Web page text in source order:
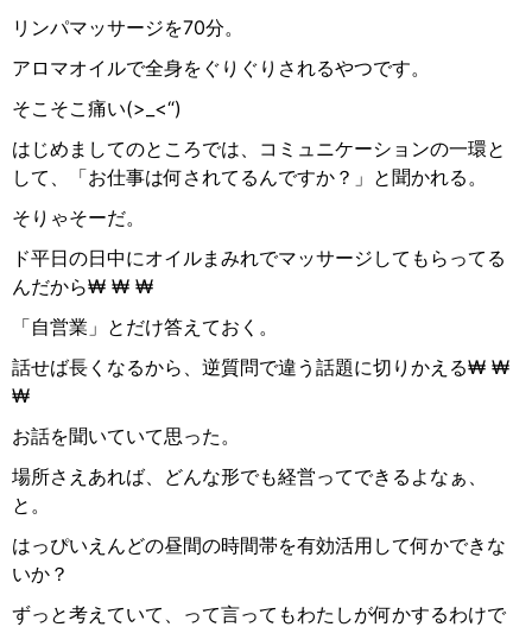
リンパマッサージを70分。
アロマオイルで全身をぐりぐりされるやつです。
そこそこ痛い(>_<“)
はじめましてのところでは、コミュニケーションの一環と
して、「お仕事は何されてるんですか？」と聞かれる。
そりゃそーだ。
ド平日の日中にオイルまみれでマッサージしてもらってる
んだから₩ ₩ ₩
「自営業」とだけ答えておく。
話せば長くなるから、逆質問で違う話題に切りかえる₩ ₩
₩
お話を聞いていて思った。
場所さえあれば、どんな形でも経営ってできるよなぁ、
と。
はっぴいえんどの昼間の時間帯を有効活用して何かできな
いか？
ずっと考えていて、って言ってもわたしが何かするわけで